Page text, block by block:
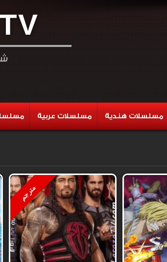
V
مسلسلات هندية مسلسلات عربية
مترجم